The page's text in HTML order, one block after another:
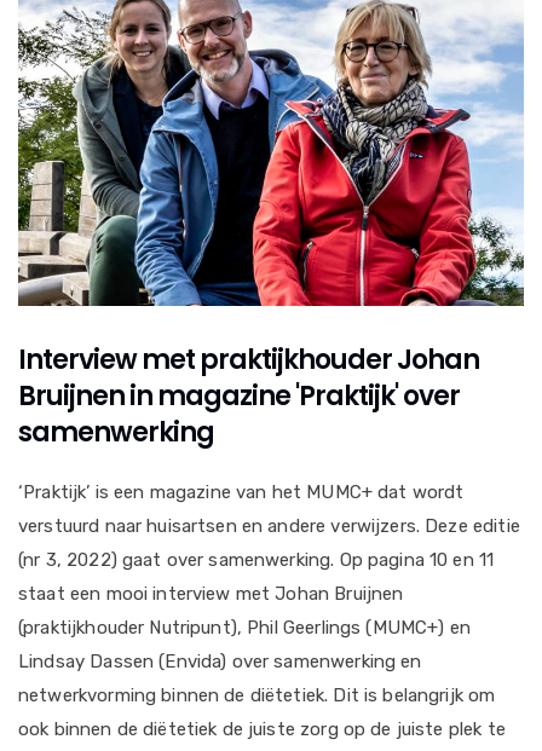
Interview met praktijkhouder Johan
Bruijnen in magazine 'Praktijk' over
samenwerking
‘Praktijk’ is een magazine van het MUMC+ dat wordt
verstuurd naar huisartsen en andere verwijzers. Deze editie
(nr 3, 2022) gaat over samenwerking. Op pagina 10 en 11
staat een mooi interview met Johan Bruijnen
(praktijkhouder Nutripunt), Phil Geerlings (MUMC+) en
Lindsay Dassen (Envida) over samenwerking en
netwerkvorming binnen de diëtetiek. Dit is belangrijk om
ook binnen de diëtetiek de juiste zorg op de juiste plek te